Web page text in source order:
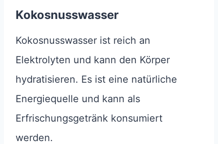
Kokosnusswasser
Kokosnusswasser ist reich an
Elektrolyten und kann den Körper
hydratisieren. Es ist eine natürliche
Energiequelle und kann als
Erfrischungsgetränk konsumiert
werden.